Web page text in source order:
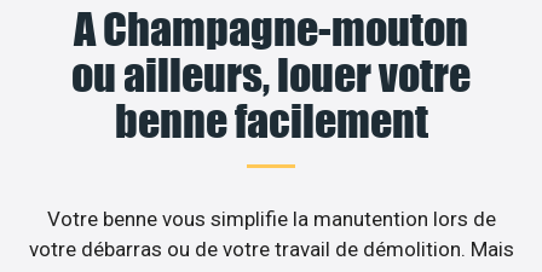
A Champagne-mouton
ou ailleurs, louer votre
benne facilement
Votre benne vous simplifie la manutention lors de
votre débarras ou de votre travail de démolition. Mais